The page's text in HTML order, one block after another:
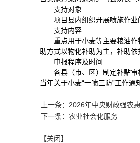
支持对象
项目县内组织开展喷施作
支持内容
重点用于小麦等主要粮油
助方式以物化补助为主，补助
申报程序及时间
各县（市、区）制定补贴
当年关于小麦“一喷三防”工作通
上一条：2026年中央财政强农
下一条：农业社会化服务
【关闭】